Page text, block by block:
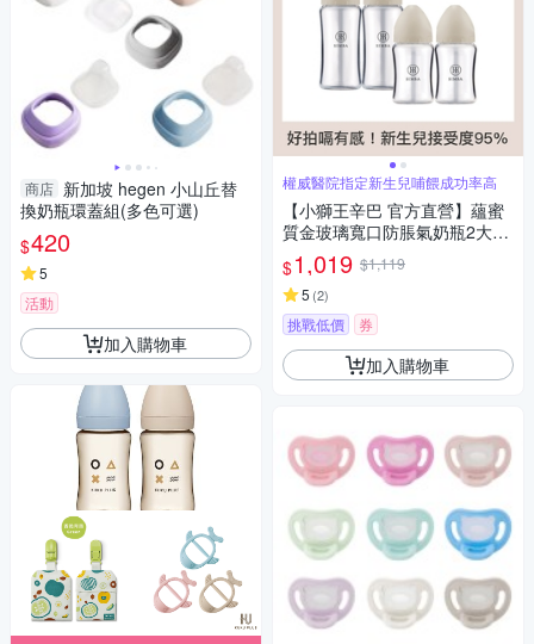
商店 新加坡 hegen 小山丘替
換奶瓶環蓋組(多色可選)
$420
5
活動
加入購物車
權威醫院指定新生兒哺餵成功率高
【小獅王辛巴 官方直營】蘊蜜
質金玻璃寬口防脹氣奶瓶2大2
小經典組-新生專用
$1,019 $1,119
5 (2)
挑戰低價 券
加入購物車